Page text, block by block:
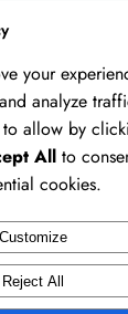
Figure, Actor &
your
analyze
allow by
All to
cookies.
Customize
Reject All